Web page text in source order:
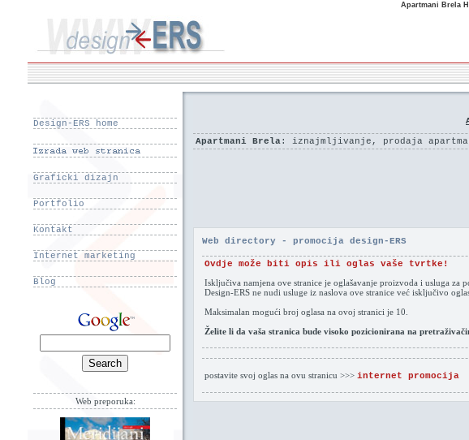
Apartmani Brela
Design-ERS home
Graficki dizajn
Portfolio
Kontakt
Internet marketing
Blog
Web preporuka:
Apartmani Brela: iznajmljivanje, prodaja
Web directory - promocija design-ERS
Ovdje može biti opis ili oglas vaše tvrtke!
Isključiva namjena ove stranice je oglašavanje proizvoda i usluga za
Design-ERS ne nudi usluge iz naslova ove stranice već isključivo
Maksimalan mogući broj oglasa na ovoj stranici je 10.
Želite li da vaša stranica bude visoko pozicionirana na
postavite svoj oglas na ovu stranicu >>> internet promocija